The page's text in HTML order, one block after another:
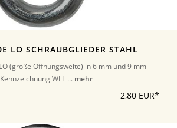
LO SCHRAUBGLIEDER STAHL
(große Öffnungsweite) in 6 mm und 9 mm
WLL ... mehr
2,80 EUR*